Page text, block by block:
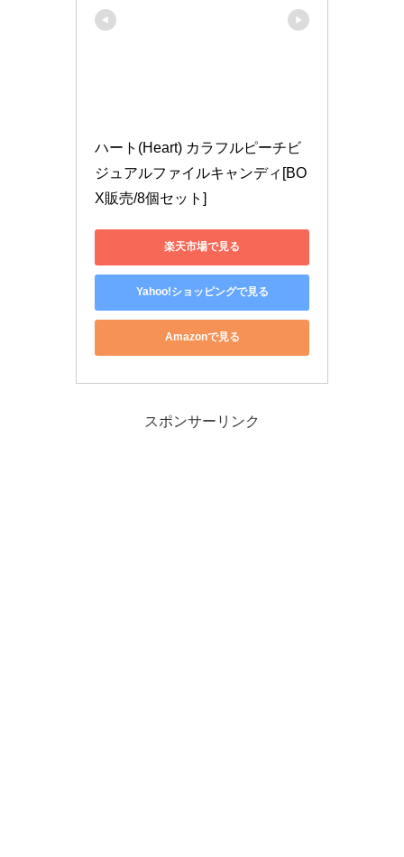
ハート(Heart) カラフルピーチビ
ジュアルファイルキャンディ[BO
X販売/8個セット]
楽天市場で見る
Yahoo!ショッピングで見る
Amazonで見る
スポンサーリンク